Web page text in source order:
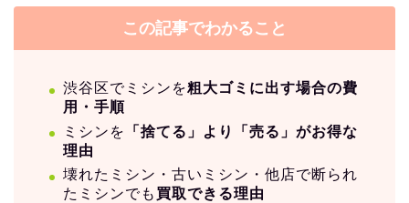
この記事でわかること
渋谷区でミシンを粗大ゴミに出す場合の費
用・手順
ミシンを
「捨てる」より「売る」がお得な
理由
壊れたミシン・古いミシン・他店で断られ
たミシンでも 買取できる理由